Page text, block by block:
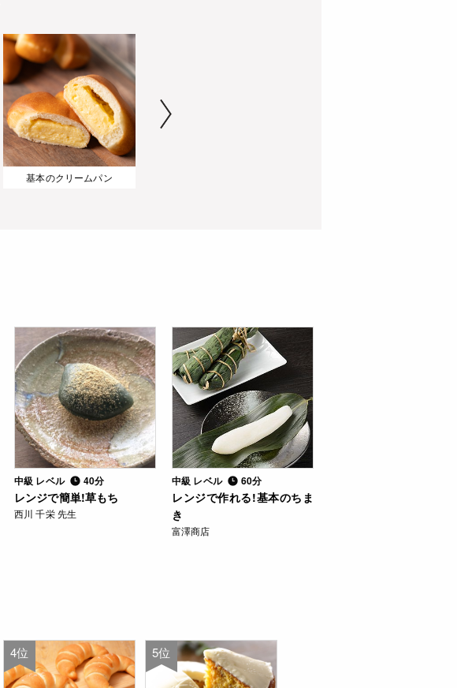
基本のクリームパン
中級 レベル 40分
レンジで簡単!草もち
西川 千栄 先生
中級 レベル 60分
レンジで作れる!基本のちま
き
富澤商店
4位 5位